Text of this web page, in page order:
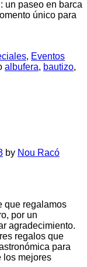
un paseo en barca
único para
, Eventos
albufera, bautizo,
by Nou Racó
que regalamos
por un
agradecimiento.
regalos que
para
los mejores